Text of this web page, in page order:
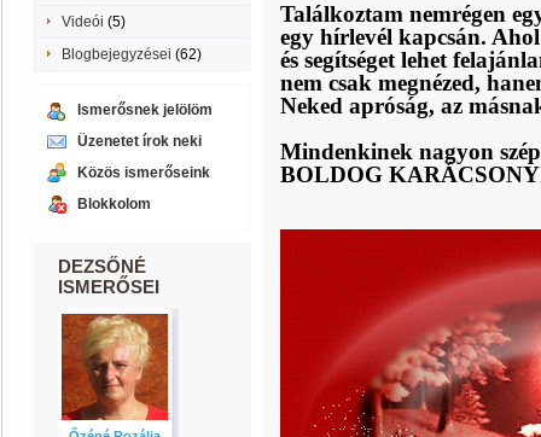
Videói (5)
Blogbejegyzései (62)
Ismerősnek jelölöm
Üzenetet írok neki
Közös ismerőseink
Blokkolom
DEZSŐNÉ
ISMERŐSEI
Találkoztam nemrégen
egy hírlevél kapcsán.
és segítséget lehet
nem csak megnézed,
Neked apróság, az
Mindenkinek nagyon
BOLDOG